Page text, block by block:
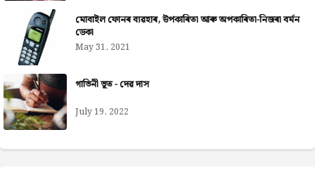
মোবাইল ফোনৰ ব্যৱহাৰ, উপকাৰিতা আৰু অপকাৰিতা-নিজৰা বৰ্মন
ডেকা
May 31, 2021
গাভিনী ভূত - দেৱ দাস
July 19, 2022